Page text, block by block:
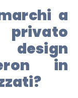
a
in